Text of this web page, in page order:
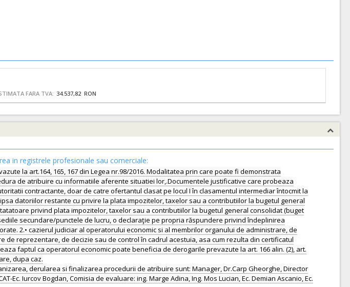
FARA TVA: 34.537,82 RON
in registrele profesionale sau comerciale:
la art.164, 165, 167 din Legea nr.98/2016. Modalitatea prin care poate fi demonstrata
de atribuire cu informatiile aferente situatiei lor,.Documentele justificative care probeaza
contractante, doar de catre ofertantul clasat pe locul I în clasamentul intermediar întocmit la
datoriilor restante cu privire la plata impozitelor, taxelor sau a contributiilor la bugetul general
privind plata impozitelor, taxelor sau a contributiilor la bugetul general consolidat (buget
secundare/punctele de lucru, o declaraţie pe propria răspundere privind îndeplinirea
2.• cazierul judiciar al operatorului economic si al membrilor organului de administrare, de
reprezentare, de decizie sau de control în cadrul acestuia, asa cum rezulta din certificatul
faptul ca operatorul economic poate beneficia de derogarile prevazute la art. 166 alin. (2), art.
dupa caz.
derularea si finalizarea procedurii de atribuire sunt: Manager, Dr.Carp Gheorghe, Director
Ec. Iurcov Bogdan, Comisia de evaluare: ing. Marge Adina, Ing. Mos Lucian, Ec. Demian Ascanio, Ec.